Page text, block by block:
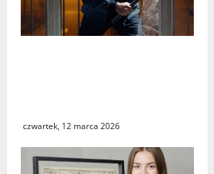
czwartek, 12 marca 2026